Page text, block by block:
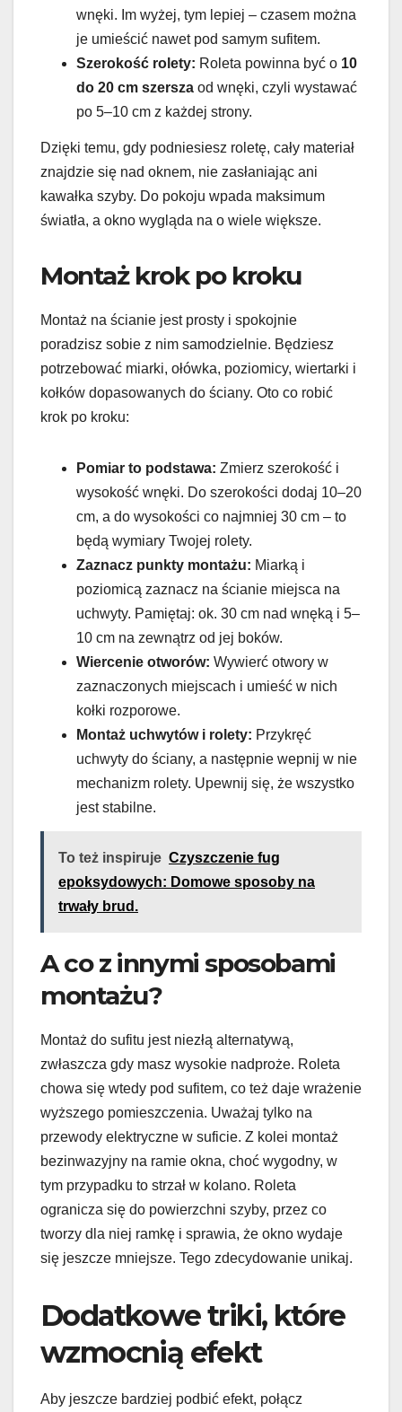
wnęki. Im wyżej, tym lepiej – czasem można
je umieścić nawet pod samym sufitem.
Szerokość rolety: Roleta powinna być o 10
do 20 cm szersza od wnęki, czyli wystawać
po 5–10 cm z każdej strony.
Dzięki temu, gdy podniesiesz roletę, cały materiał
znajdzie się nad oknem, nie zasłaniając ani
kawałka szyby. Do pokoju wpada maksimum
światła, a okno wygląda na o wiele większe.
Montaż krok po kroku
Montaż na ścianie jest prosty i spokojnie
poradzisz sobie z nim samodzielnie. Będziesz
potrzebować miarki, ołówka, poziomicy, wiertarki i
kołków dopasowanych do ściany. Oto co robić
krok po kroku:
Pomiar to podstawa: Zmierz szerokość i
wysokość wnęki. Do szerokości dodaj 10–20
cm, a do wysokości co najmniej 30 cm – to
będą wymiary Twojej rolety.
Zaznacz punkty montażu: Miarką i
poziomicą zaznacz na ścianie miejsca na
uchwyty. Pamiętaj: ok. 30 cm nad wnęką i 5–
10 cm na zewnątrz od jej boków.
Wiercenie otworów: Wywierć otwory w
zaznaczonych miejscach i umieść w nich
kołki rozporowe.
Montaż uchwytów i rolety: Przykręć
uchwyty do ściany, a następnie wepnij w nie
mechanizm rolety. Upewnij się, że wszystko
jest stabilne.
To też inspiruje Czyszczenie fug
epoksydowych: Domowe sposoby na
trwały brud.
A co z innymi sposobami
montażu?
Montaż do sufitu jest niezłą alternatywą,
zwłaszcza gdy masz wysokie nadproże. Roleta
chowa się wtedy pod sufitem, co też daje wrażenie
wyższego pomieszczenia. Uważaj tylko na
przewody elektryczne w suficie. Z kolei montaż
bezinwazyjny na ramie okna, choć wygodny, w
tym przypadku to strzał w kolano. Roleta
ogranicza się do powierzchni szyby, przez co
tworzy dla niej ramkę i sprawia, że okno wydaje
się jeszcze mniejsze. Tego zdecydowanie unikaj.
Dodatkowe triki, które
wzmocnią efekt
Aby jeszcze bardziej podbić efekt, połącz